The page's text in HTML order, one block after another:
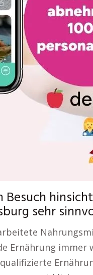
Besuch
sehr
Ernährung immer